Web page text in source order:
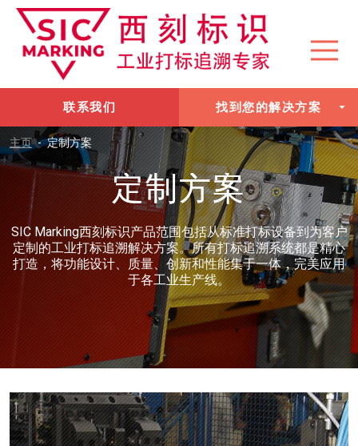
联系我们 找到您的解决方案
主页 - 定制方案
定制方案
SIC Marking西刻标识产品范围包括从标准打标设备到为客户
定制的工业打标追溯解决方案。所有打标追溯系统都是精心
打造，将功能设计、质量、创新和性能集于一体，完美应用
于各工业生产线。